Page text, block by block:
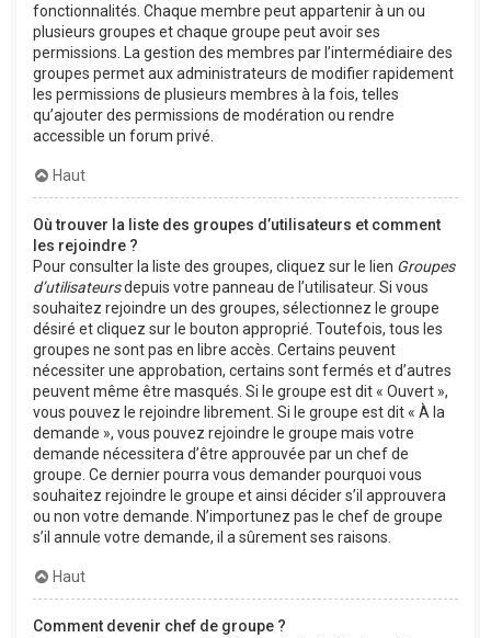
fonctionnalités. Chaque membre peut appartenir à un ou
plusieurs groupes et chaque groupe peut avoir ses
permissions. La gestion des membres par l’intermédiaire des
groupes permet aux administrateurs de modifier rapidement
les permissions de plusieurs membres à la fois, telles
qu’ajouter des permissions de modération ou rendre
accessible un forum privé.
Haut
Où trouver la liste des groupes d’utilisateurs et comment
les rejoindre ?
Pour consulter la liste des groupes, cliquez sur le lien Groupes
d’utilisateursdepuis votre panneau de l’utilisateur. Si vous
souhaitez rejoindre un des groupes, sélectionnez le groupe
désiré et cliquez sur le bouton approprié. Toutefois, tous les
groupes ne sont pas en libre accès. Certains peuvent
nécessiter une approbation, certains sont fermés et d’autres
peuvent même être masqués. Si le groupe est dit « Ouvert »,
vous pouvez le rejoindre librement. Si le groupe est dit « À la
demande », vous pouvez rejoindre le groupe mais votre
demande nécessitera d’être approuvée par un chef de
groupe. Ce dernier pourra vous demander pourquoi vous
souhaitez rejoindre le groupe et ainsi décider s’il approuvera
ou non votre demande. N’importunez pas le chef de groupe
s’il annule votre demande, il a sûrement ses raisons.
Haut
Comment devenir chef de groupe ?